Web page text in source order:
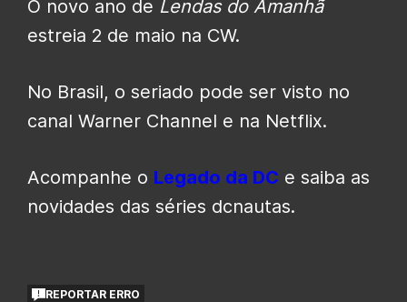
O novo ano de Lendas do Amanhã
estreia 2 de maio na CW.
No Brasil, o seriado pode ser visto no
canal Warner Channel e na Netflix.
Acompanhe o Legado da DC e saiba as
novidades das séries dcnautas.
REPORTAR ERRO